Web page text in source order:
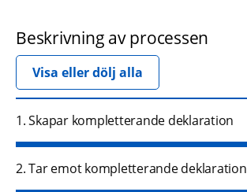
Visa eller dölj alla
Beskrivning av processen
1. Skapar kompletterande deklaration
2. Tar emot kompletterande deklaration